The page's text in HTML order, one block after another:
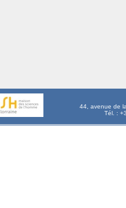
44, avenue de
Tél. :